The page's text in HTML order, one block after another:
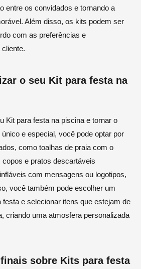
entre os convidados e tornando a
Além disso, os kits podem ser
com as preferências e
o seu Kit para festa na
Kit para festa na piscina e tornar o
e especial, você pode optar por
como toalhas de praia com o
e pratos descartáveis
com mensagens ou logotipos,
você também pode escolher um
e selecionar itens que estejam de
criando uma atmosfera personalizada
sobre Kits para festa